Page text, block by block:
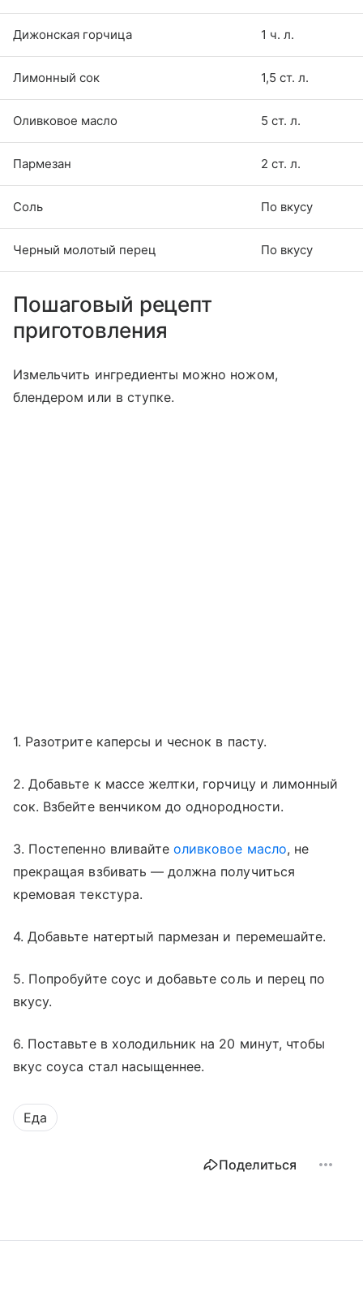
Дижонская горчица 1 ч. л.
Лимонный сок 1,5 ст. л.
Оливковое масло 5 ст. л.
Пармезан 2 ст. л.
Соль По вкусу
Черный молотый перец По вкусу
Пошаговый рецепт
приготовления
Измельчить ингредиенты можно ножом,
блендером или в ступке.
1. Разотрите каперсы и чеснок в пасту.
2. Добавьте к массе желтки, горчицу и лимонный
сок. Взбейте венчиком до однородности.
3. Постепенно вливайтеоливковое масло, не
прекращая взбивать — должна получиться
кремовая текстура.
4. Добавьте натертый пармезан и перемешайте.
5. Попробуйте соус и добавьте соль и перец по
вкусу.
6. Поставьте в холодильник на 20 минут, чтобы
вкус соуса стал насыщеннее.
Еда
Поделиться